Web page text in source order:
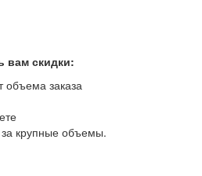
вам скидки:
объема заказа
крупные объемы.